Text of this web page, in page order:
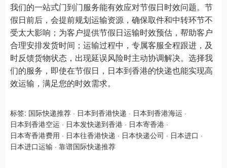
我们的一站式门到门服务能有效应对节假日时效问题。节
假日前后，会提前规划运输资源，确保取件和中转环节不
受太大影响；为客户提供节假日运输时效预估，帮助客户
合理安排发货时间；运输过程中，专属客服全程跟进，及
时反馈货物状态，出现延误风险时主动协调解决。选择我
们的服务，即使在节假日，日本到香港的快递也能实现高
效运输，满足您的时效需求。
标签: 国际快递推荐 · 日本到香港快递 · 日本到香港海运 ·
日本到香港空运 · 日本发快递到香港 · 日本寄香港 ·
日本寄香港费用 · 日本往香港快递 · 日本快递公司 · 日本进口 ·
日本进口运输 · 靠谱国际快递推荐